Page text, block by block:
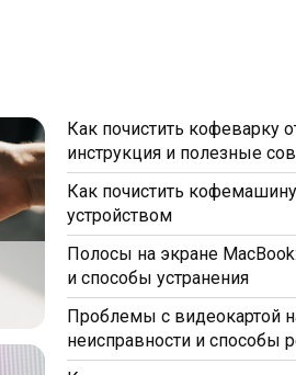
Как почистить кофеварку
инструкция и полезные
Как почистить
устройством
Полосы на экране
и способы устранения
Проблемы с видеокартой
неисправности и способы